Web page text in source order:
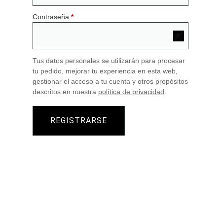
Contraseña *
Tus datos personales se utilizarán para procesar
tu pedido, mejorar tu experiencia en esta web,
gestionar el acceso a tu cuenta y otros propósitos
descritos en nuestra política de privacidad.
REGISTRARSE